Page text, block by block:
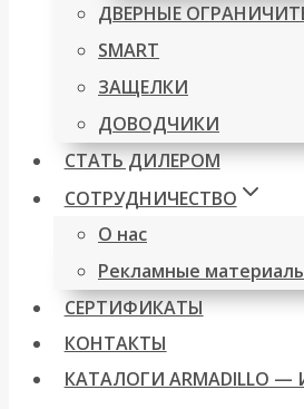
ДВЕРНЫЕ
SMART
ЗАЩЕЛКИ
ДОВОДЧИКИ
СТАТЬ ДИЛЕРОМ
СОТРУДНИЧЕСТВО
О нас
Рекламные
СЕРТИФИКАТЫ
КОНТАКТЫ
КАТАЛОГИ ARMADILLO